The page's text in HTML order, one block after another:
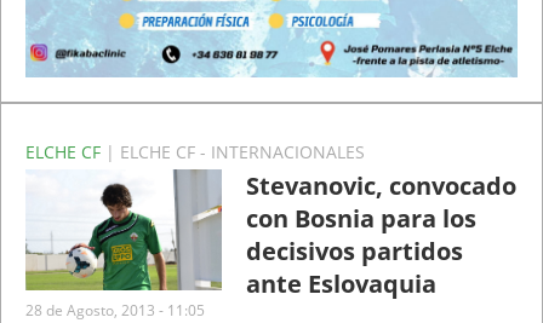
ELCHE CF | ELCHE CF - INTERNACIONALES
Stevanovic, convocado
con Bosnia para los
decisivos partidos
ante Eslovaquia
28 de Agosto, 2013 - 11:05